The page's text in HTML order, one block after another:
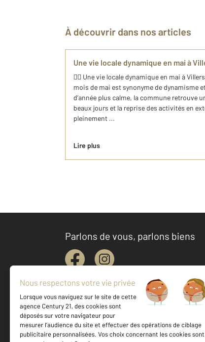
À découvrir dans nos articles
Une vie locale dynamique en mai à
🚴‍♂️ Une vie locale dynamique en mai à
mois de mai est synonyme de dynamisme
d’année plus calme, la commune retrouve
beaux jours et la reprise des activités en
pleinement ...
Lire plus
Parlons de vous, parlons biens